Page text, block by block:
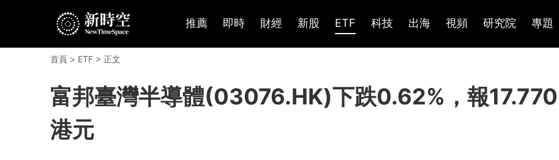
推薦 即時 財經 新股 ETF 科技 出海 視頻 研究院 專題
首頁 > ETF > 正文
富邦臺灣半導體(03076.HK)下跌0.62%，報17.770
港元